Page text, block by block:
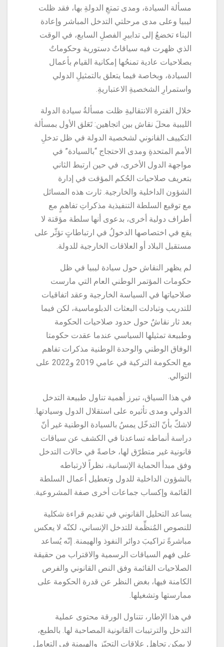
مسألة السيادة، ومدى تمتعِ الدولةِ بها، فقد ظلت
ليبيا وعلى مدى مرحلتي التدخل المباشر وإعادة
البناء تخضعُ إلى تدابيرِ الفصلِ السابع، في الوقت
الذي ظهرت فيه سياقاتٌ دستورية وحكوماتٌ
بصلاحيات عادية تمنحُها إمكانية القيام بأعمال
السيادة، وبخاصة فيما يتعلق بالتمثيلِ الدولي
واستمرارِ الشخصيةِ الاعتباريةِ.
خلال الفترة الانتقاليةِ ظلت مسألةُ سيادة الدولة
الليبية محلَ نقاش بين اتجاهين: تَعَلق الأول بمسألة
التكييف القانوني لشخصية الدولة في ظل تدخلِ
الأمم المتحدةِ ومدى الاحتجاج “بالسيادة” في
مواجهة الدول الأخرى، في حين ارتبط الثاني
بتعريف صلاحيات الحُكم المؤقت في إدارة
الشؤون الداخلية والخارجية. ثارت هذه المسائل
مع توقيع السلطة التنفيذية مذكراتِ تفاهمٍ مع
أطراف دولية أخرى، بدعوى أنها سلطة مؤقتة لا
يقع في اختصاصها الدخولُ في ارتباطاتٍ تؤثّر على
مستقبل البلاد أو العلاقات الخارجية للدولة.
لم يظهر النقاش حول سيادة ليبيا في ظل
حكومات المؤتمر الوطني العام التي مارست
صلاحياتها في السياسة الخارجية وعقد اتفاقيات
للتدريب وتبادلت البعثات الدبلوماسية، لكن فيما
بعد ثار نقاشٌ حول حدود صلاحيات الحكومة
وطبيعة تمثيلها السياسي عندما عقدت حكومتا
الوفاق الوطني والوحدة الوطنية مذكرات تفاهم
مع الحكومة التركية في عامي 2019 و2022 على
التوالي.
في هذا السياق، تبرز أهمية تناول طبيعة التدخل
الدولي ومدى تأثيره على استقلال الدول وسيادتها.
لاشكّ بأنّ التدخّل يمسُ بالسيادة الوطنية غير أنّ
دراسة أنماطه تساعدنا في الكشف عن سياقات
قانونية غير متطرّق لها، خاصةً في حالات التدخل
وفق مبدأ الحماية الإنسانية، نظراً لارتباطه
بالشؤون الداخلية للدول وتعطيل أعمال السلطة
القائمة وإكساب جماعات أخرى صفة المشروعية.
يساعد التحليل القانوني في تقديم قراءة شكلية
للنصوص المُنظِّمة للتدخل الإنساني، لكنّه لا يعكس
مباشرةً تراكيبَ دوائر النفوذ والهيمنة. إنّه يُساعد
على فهم السياقات الرسمية والاقتراب من حقيقة
الصلاحيات القائمة وفق النص القانوني والفرص
الكامنة فيها، بغض النظر عن قدرة الحكومة على
ممارستها وتشغيلها.
في هذا الإطار، تتناول الورقة محتوى عملية
التدخل والترتيبات القانونية المصاحبة لها. بالطبع،
لا يمكن تجاهل علاقات التحيّزِ والهيمنة في التعامل